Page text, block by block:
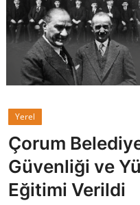
Ankara
TBMM
Cumhurbaşkanlığı
Bakanlıklar
Siyasi Partiler
Yerel
Çorum
Güvenliği ve
Eğitimi Verildi